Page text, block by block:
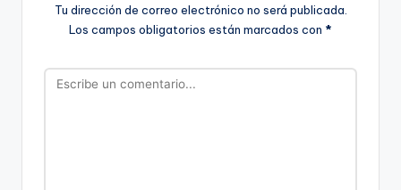
Tu dirección de correo electrónico no será publicada.
Los campos obligatorios están marcados con *